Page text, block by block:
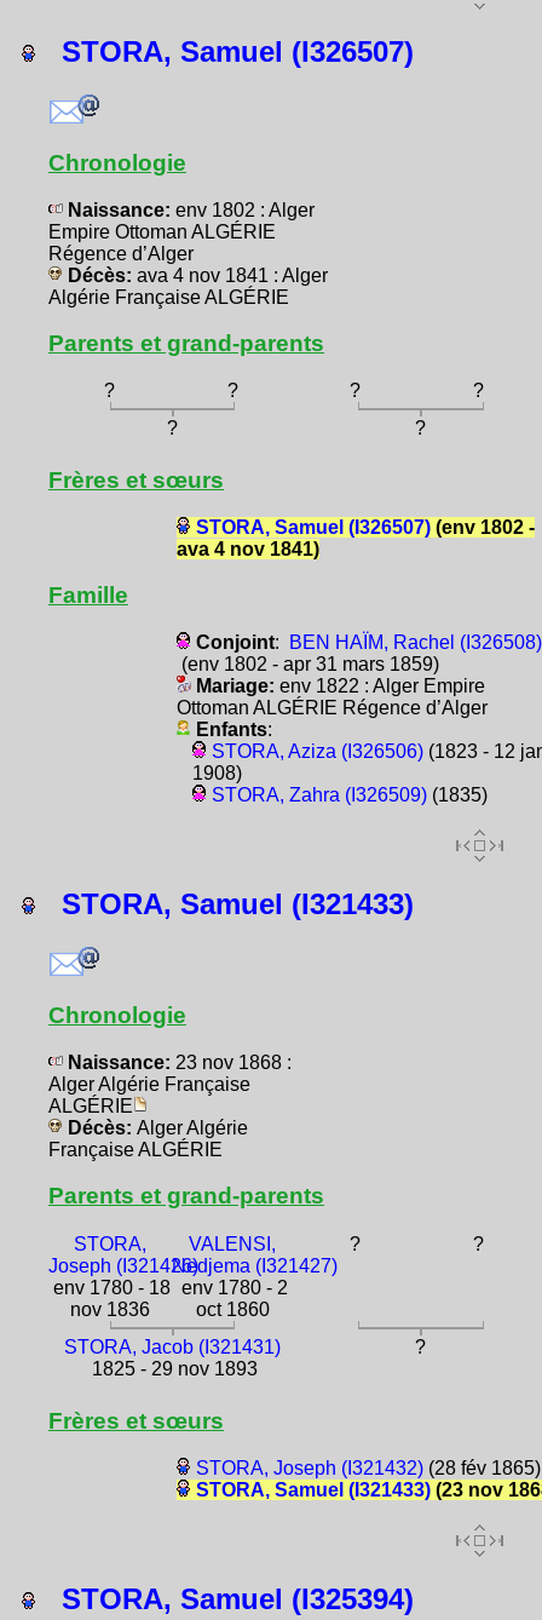
STORA, Samuel (I326507)
Chronologie
Naissance: env 1802 : Alger
Empire Ottoman ALGÉRIE
Régence d’Alger
Décès: ava 4 nov 1841 : Alger
Algérie Française ALGÉRIE
Parents et grand-parents
? ? ?
?
?
?
Frères et sœurs
STORA, Samuel (I326507)(env 1802 -
ava 4 nov 1841)
Famille
Conjoint:
BEN HAÏM, Rachel (I326508)
(env 1802 - apr 31 mars 1859)
Mariage: env 1822 : Alger Empire
Ottoman ALGÉRIE Régence d’Alger
Enfants:
STORA, Aziza (I326506)(1823 - 12
1908)
STORA, Zahra (I326509)(1835)
STORA, Samuel (I321433)
Chronologie
Naissance: 23 nov 1868 :
Alger Algérie Française
ALGÉRIE
Décès: Alger Algérie
Française ALGÉRIE
Parents et grand-parents
STORA,
Joseph (I321426)
env 1780 - 18
nov 1836
VALENSI,
Nedjema (I321427)
env 1780 - 2
oct 1860
? ?
STORA, Jacob (I321431)
1825 - 29 nov 1893
?
Frères et sœurs
STORA, Joseph (I321432)(28 fév 1865)
STORA, Samuel (I321433)(23 nov
STORA, Samuel (I325394)